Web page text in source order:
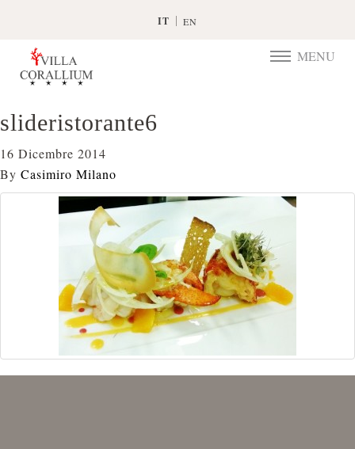
IT EN
TOGGLE
MENU
slideristorante6
16 Dicembre 2014
By Casimiro Milano